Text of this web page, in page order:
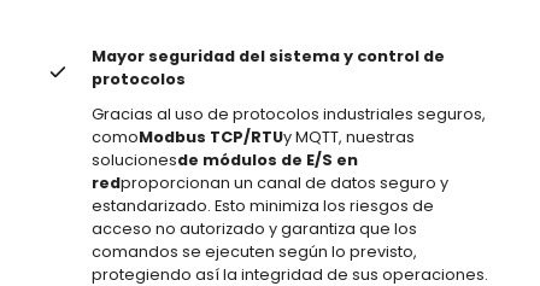
Mayor seguridad del sistema y control de
protocolos
Gracias al uso de protocolos industriales seguros,
comoModbus TCP/RTUy MQTT, nuestras
solucionesde módulos de E/S en
redproporcionan un canal de datos seguro y
estandarizado. Esto minimiza los riesgos de
acceso no autorizado y garantiza que los
comandos se ejecuten según lo previsto,
protegiendo así la integridad de sus operaciones.